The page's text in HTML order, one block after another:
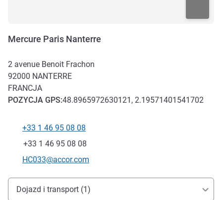
Mercure Paris Nanterre
2 avenue Benoit Frachon
92000 NANTERRE
FRANCJA
POZYCJA GPS:48.8965972630121, 2.19571401541702
Telefon
+33 1 46 95 08 08
Faks
+33 1 46 95 08 08
Kontaktowy adres e-mail
HC033@accor.com
Dojazd i transport
Dojazd i transport (1)